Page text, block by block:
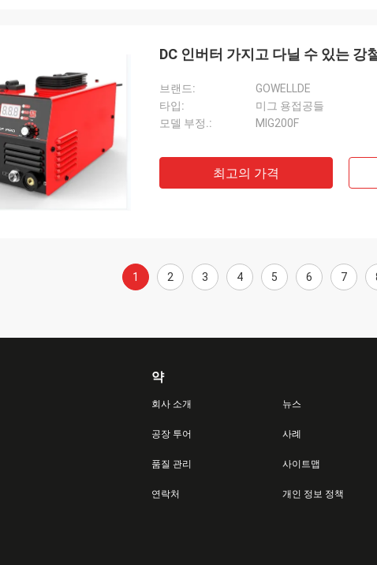
DC 인버터 가지고 다닐 수 있는 강
브랜드:
GOWELLDE
타입:
미그 용접공들
모델 부정.:
MIG200F
최고의 가격
1 2 3 4 5 6 7
약
회사 소개
공장 투어
품질 관리
연락처
뉴스
사례
사이트맵
개인 정보 정책